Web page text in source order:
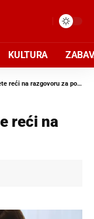
KULTURA
reći na razgovoru za posao
reći na